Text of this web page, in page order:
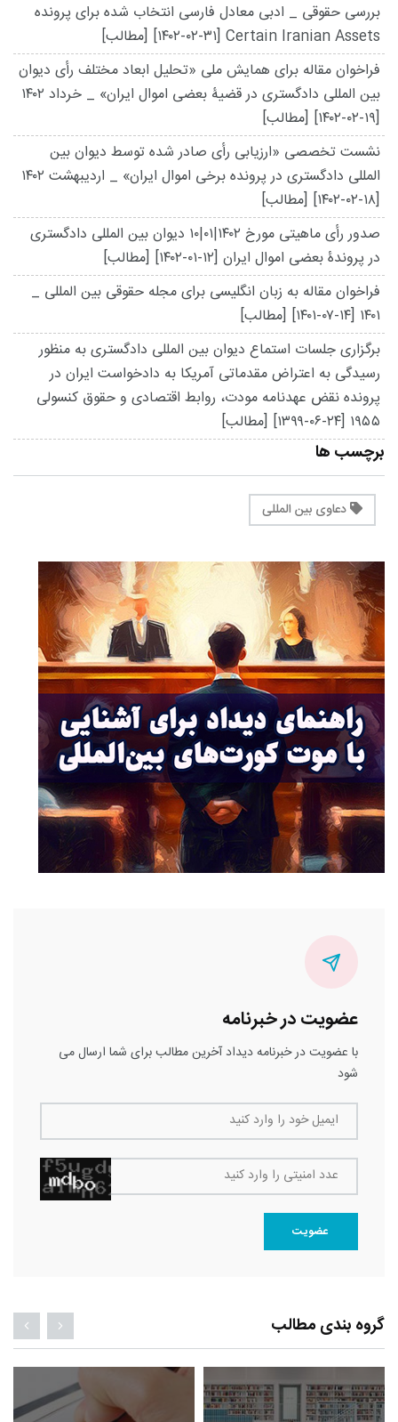
بررسی حقوقی _ ادبی معادل فارسی انتخاب شده برای پرونده
Certain Iranian Assets [۱۴۰۲-۰۲-۳۱] [مطالب]
فراخوان مقاله برای همایش ملی «تحلیل ابعاد مختلف رأی دیوان
بین المللی دادگستری در قضیۀ بعضی اموال ایران» _ خرداد ۱۴۰۲
[۱۴۰۲-۰۲-۱۹] [مطالب]
نشست تخصصی «ارزیابی رأی صادر شده توسط دیوان بین
المللی دادگستری در پرونده برخی اموال ایران» _ اردیبهشت ۱۴۰۲
[۱۴۰۲-۰۲-۱۸] [مطالب]
صدور رأی ماهیتی مورخ ۱۴۰۲|۰۱|۱۰ دیوان بین المللی دادگستری
در پروندۀ بعضی اموال ایران [۱۴۰۲-۰۱-۱۲] [مطالب]
فراخوان مقاله به زبان انگلیسی برای مجله حقوقی بین المللی _
۱۴۰۱ [۱۴۰۱-۰۷-۱۴] [مطالب]
برگزاری جلسات استماع دیوان بین المللی دادگستری به منظور
رسیدگی به اعتراض مقدماتی آمریکا به دادخواست ایران در
پرونده نقض عهدنامه مودت، روابط اقتصادی و حقوق کنسولی
۱۹۵۵ [۱۳۹۹-۰۶-۲۴] [مطالب]
برچسب ها
دعاوی بین المللی
عضویت در خبرنامه
با عضویت در خبرنامه دیداد آخرین مطالب برای شما ارسال می
شود
ایمیل خود را وارد کنید
عدد امنیتی را وارد کنید
عضویت
گروه بندی مطالب